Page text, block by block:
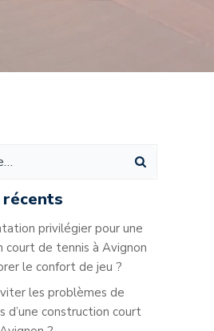
privilégier pour une
court de tennis à Avignon
le confort de jeu ?
les problèmes de
d’une construction court